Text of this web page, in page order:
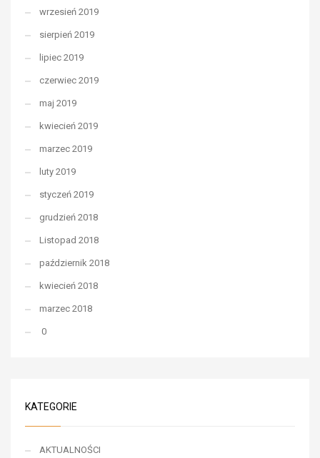
wrzesień 2019
sierpień 2019
lipiec 2019
czerwiec 2019
maj 2019
kwiecień 2019
marzec 2019
luty 2019
styczeń 2019
grudzień 2018
Listopad 2018
październik 2018
kwiecień 2018
marzec 2018
0
KATEGORIE
AKTUALNOŚCI